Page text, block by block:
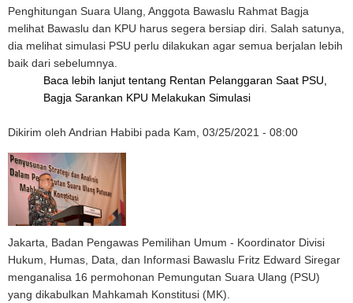
Penghitungan Suara Ulang, Anggota Bawaslu Rahmat Bagja
melihat Bawaslu dan KPU harus segera bersiap diri. Salah satunya,
dia melihat simulasi PSU perlu dilakukan agar semua berjalan lebih
baik dari sebelumnya.
Baca lebih lanjut tentang Rentan Pelanggaran Saat PSU,
Bagja Sarankan KPU Melakukan Simulasi
Dikirim oleh Andrian Habibi pada Kam, 03/25/2021 - 08:00
Jakarta, Badan Pengawas Pemilihan Umum - Koordinator Divisi
Hukum, Humas, Data, dan Informasi Bawaslu Fritz Edward Siregar
menganalisa 16 permohonan Pemungutan Suara Ulang (PSU)
yang dikabulkan Mahkamah Konstitusi (MK).